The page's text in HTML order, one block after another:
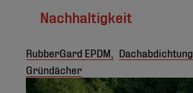
Nachhaltigkeit
RubberGard EPDM, Dachabdichtung,
Gründächer